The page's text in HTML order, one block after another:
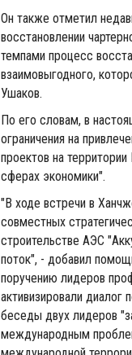
Он также отметил
восстановлении
темпами процесс
взаимовыгодного,
Ушаков.
По его словам, в
ограничения на
проектов на
сферах экономики".
"В ходе встречи в
совместных
строительстве АЭС
поток", - добавил
поручению лидеров
активизировали
беседы двух лидеров
международным